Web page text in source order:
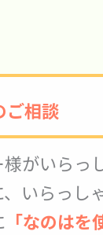
ご相談
がいらっ
いらっし
「なのは